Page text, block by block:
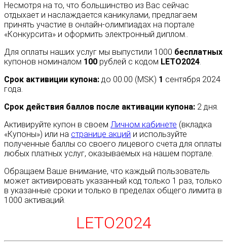
Несмотря на то, что большинство из Вас сейчас
отдыхает и наслаждается каникулами, предлагаем
принять участие в онлайн-олимпиадах на портале
«Конкурсита» и оформить электронный диплом..
Для оплаты наших услуг мы выпустили 1000 бесплатных
купонов номиналом 100 рублей с кодом LETO2024.
Срок активиции купона: до 00.00 (MSK) 1 сентября 2024
года.
Срок действия баллов после активации купона: 2 дня.
Активируйте купон в своем Личном кабинете (вкладка
«Купоны») или на странице акций и используйте
полученные баллы со своего лицевого счета для оплаты
любых платных услуг, оказываемых на нашем портале.
Обращаем Ваше внимание, что каждый пользователь
может активировать указанный код только 1 раз, только
в указанные сроки и только в пределах общего лимита в
1000 активаций.
LETO2024